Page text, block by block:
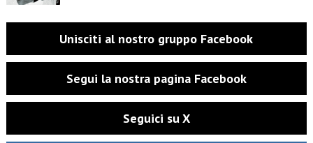
Unisciti al nostro gruppo Facebook
Segui la nostra pagina Facebook
Seguici su X